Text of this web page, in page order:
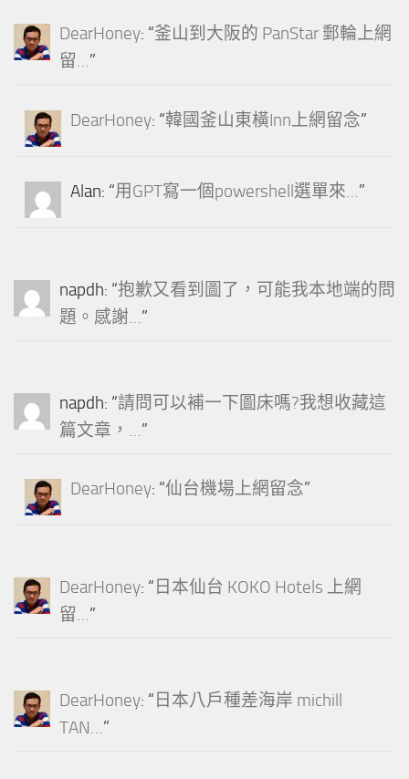
DearHoney: “釜山到大阪的 PanStar 郵輪上網
留…”
DearHoney: “韓國釜山東橫Inn上網留念”
Alan: “用GPT寫一個powershell選單來…”
napdh: “抱歉又看到圖了，可能我本地端的問
題。感謝…”
napdh: “請問可以補一下圖床嗎?我想收藏這
篇文章，…”
DearHoney: “仙台機場上網留念”
DearHoney: “ 日本仙台 KOKO Hotels 上網
留…”
DearHoney: “ 日本八戶種差海岸 michill
TAN…”